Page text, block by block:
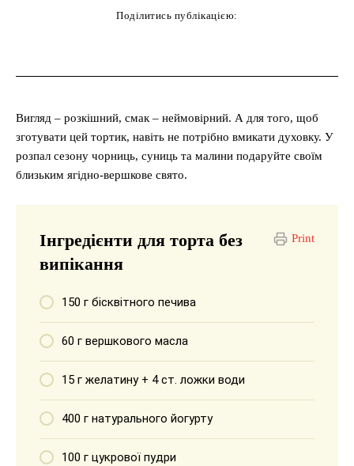
Поділитись публікацією:
Вигляд – розкішний, смак – неймовірний. А для того, щоб
зготувати цей тортик, навіть не потрібно вмикати духовку. У
розпал сезону чорниць, суниць та малини подаруйте своїм
близьким ягідно-вершкове свято.
Print
Інгредієнти для торта без
випікання
150 г бісквітного печива
60 г вершкового масла
15 г желатину + 4 ст. ложки води
400 г натурального йогурту
100 г цукрової пудри